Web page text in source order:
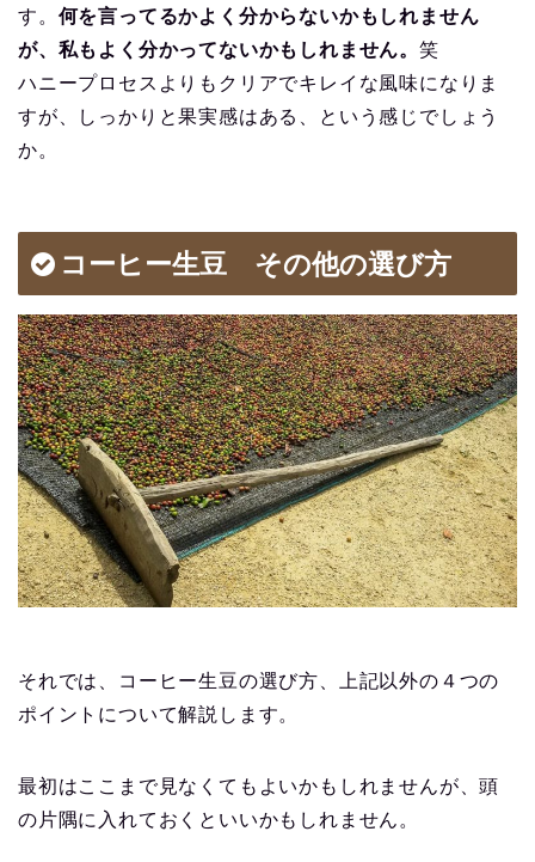
す。 何を言ってるかよく分からないかもしれません
が、私もよく分かってないかもしれません。 笑
ハニープロセスよりもクリアでキレイな風味になりま
すが、しっかりと果実感はある、という感じでしょう
か。
コーヒー生豆 その他の選び方
それでは、コーヒー生豆の選び方、上記以外の４つの
ポイントについて解説します。
最初はここまで見なくてもよいかもしれませんが、頭
の片隅に入れておくといいかもしれません。